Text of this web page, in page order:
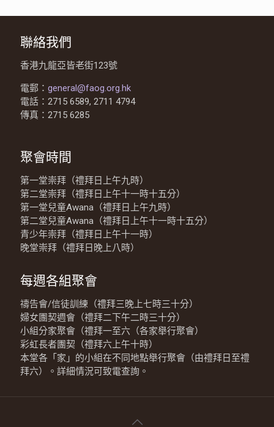
聯絡我們
香港九龍亞皆老街123號
電郵： general@faog.org.hk
電話：2715 6589, 2711 4794
傳真：2715 6285
聚會時間
第一堂崇拜（禮拜日上午九時）
第二堂崇拜（禮拜日上午十一時十五分）
第一堂兒童Awana（禮拜日上午九時）
第二堂兒童Awana（禮拜日上午十一時十五分）
青少年崇拜（禮拜日上午十一時）
晚堂崇拜（禮拜日晚上八時）
每週各組聚會
禱告會/信徒訓練（禮拜三晚上七時三十分）
婦女團契週會（禮拜二下午二時三十分）
小組分家聚會（禮拜一至六（各家舉行聚會）
彩虹長者團契（禮拜六上午十時）
本堂各「家」的小組在不同地點舉行聚會（由禮拜日至禮
拜六）。詳細情況可致電查詢。